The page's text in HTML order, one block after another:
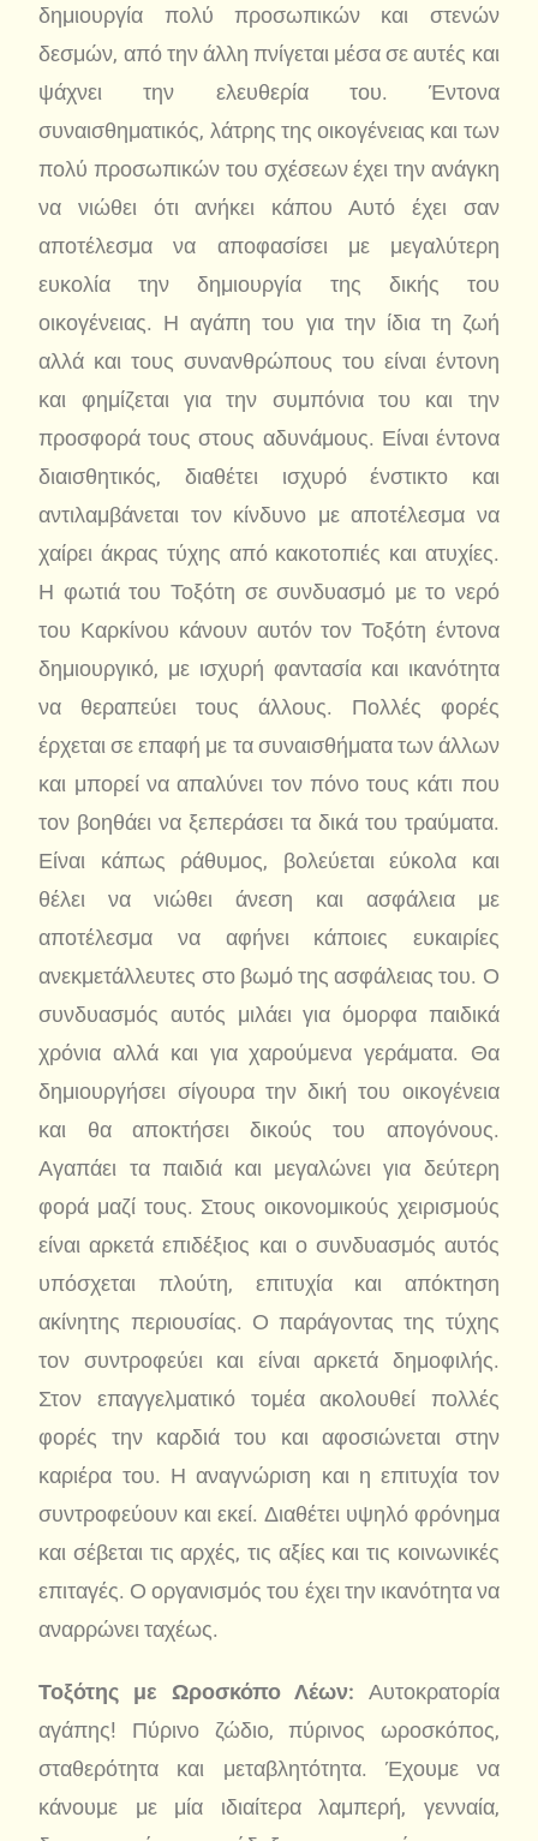
δημιουργία πολύ προσωπικών και στενών
δεσμών, από την άλλη πνίγεται μέσα σε αυτές και
ψάχνει την ελευθερία του. Έντονα
συναισθηματικός, λάτρης της οικογένειας και των
πολύ προσωπικών του σχέσεων έχει την ανάγκη
να νιώθει ότι ανήκει κάπου Αυτό έχει σαν
αποτέλεσμα να αποφασίσει με μεγαλύτερη
ευκολία την δημιουργία της δικής του
οικογένειας. Η αγάπη του για την ίδια τη ζωή
αλλά και τους συνανθρώπους του είναι έντονη
και φημίζεται για την συμπόνια του και την
προσφορά τους στους αδυνάμους. Είναι έντονα
διαισθητικός, διαθέτει ισχυρό ένστικτο και
αντιλαμβάνεται τον κίνδυνο με αποτέλεσμα να
χαίρει άκρας τύχης από κακοτοπιές και ατυχίες.
Η φωτιά του Τοξότη σε συνδυασμό με το νερό
του Καρκίνου κάνουν αυτόν τον Τοξότη έντονα
δημιουργικό, με ισχυρή φαντασία και ικανότητα
να θεραπεύει τους άλλους. Πολλές φορές
έρχεται σε επαφή με τα συναισθήματα των άλλων
και μπορεί να απαλύνει τον πόνο τους κάτι που
τον βοηθάει να ξεπεράσει τα δικά του τραύματα.
Είναι κάπως ράθυμος, βολεύεται εύκολα και
θέλει να νιώθει άνεση και ασφάλεια με
αποτέλεσμα να αφήνει κάποιες ευκαιρίες
ανεκμετάλλευτες στο βωμό της ασφάλειας του. Ο
συνδυασμός αυτός μιλάει για όμορφα παιδικά
χρόνια αλλά και για χαρούμενα γεράματα. Θα
δημιουργήσει σίγουρα την δική του οικογένεια
και θα αποκτήσει δικούς του απογόνους.
Αγαπάει τα παιδιά και μεγαλώνει για δεύτερη
φορά μαζί τους. Στους οικονομικούς χειρισμούς
είναι αρκετά επιδέξιος και ο συνδυασμός αυτός
υπόσχεται πλούτη, επιτυχία και απόκτηση
ακίνητης περιουσίας. Ο παράγοντας της τύχης
τον συντροφεύει και είναι αρκετά δημοφιλής.
Στον επαγγελματικό τομέα ακολουθεί πολλές
φορές την καρδιά του και αφοσιώνεται στην
καριέρα του. Η αναγνώριση και η επιτυχία τον
συντροφεύουν και εκεί. Διαθέτει υψηλό φρόνημα
και σέβεται τις αρχές, τις αξίες και τις κοινωνικές
επιταγές. Ο οργανισμός του έχει την ικανότητα να
αναρρώνει ταχέως.
Τοξότης με Ωροσκόπο Λέων: Αυτοκρατορία
αγάπης! Πύρινο ζώδιο, πύρινος ωροσκόπος,
σταθερότητα και μεταβλητότητα. Έχουμε να
κάνουμε με μία ιδιαίτερα λαμπερή, γενναία,